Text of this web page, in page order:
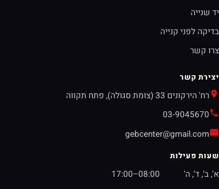
יד שנייה
בדיקה לפני קנייה
צרו קשר
יצירת קשר
רח' הירקונים 33 (צומת סגולה), פתח תקווה
03-9045670
gebcenter@gmail.com
שעות פעילות
א', ב', ד', ה'
08:00–17:00